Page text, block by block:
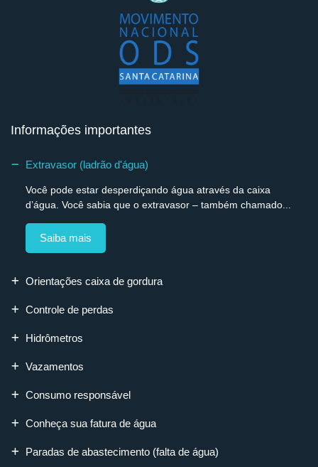
Informações importantes
Extravasor (ladrão d'água)
Você pode estar desperdiçando água através da caixa
d’água. Você sabia que o extravasor – também chamado...
Saiba mais
Orientações caixa de gordura
Controle de perdas
Hidrômetros
Vazamentos
Consumo responsável
Conheça sua fatura de água
Paradas de abastecimento (falta de água)